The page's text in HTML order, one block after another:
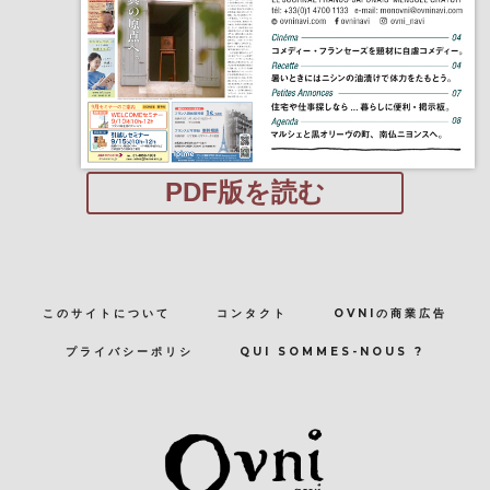
PDF版を読む
このサイトについて コンタクト OVNIの商業広告
プライバシーポリシ QUI SOMMES-NOUS ?